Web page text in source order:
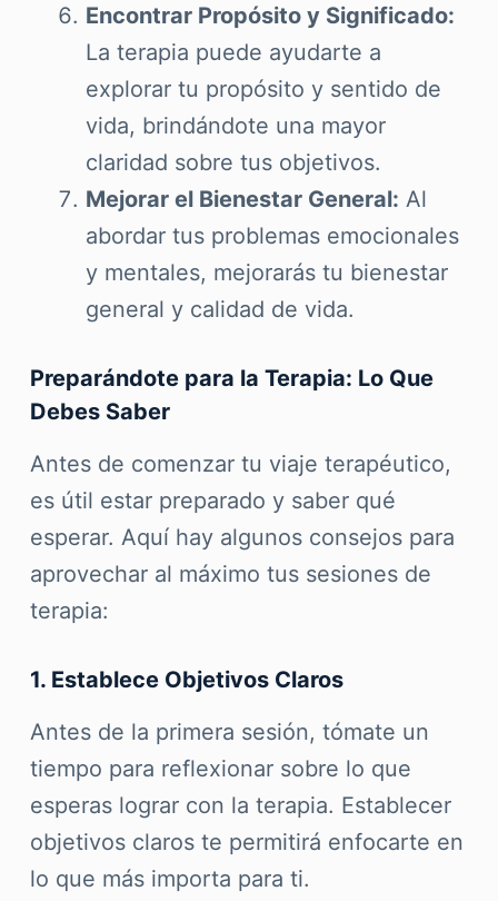
Encontrar Propósito y Significado:
La terapia puede ayudarte a
explorar tu propósito y sentido de
vida, brindándote una mayor
claridad sobre tus objetivos.
Mejorar el Bienestar General: Al
abordar tus problemas emocionales
y mentales, mejorarás tu bienestar
general y calidad de vida.
Preparándote para la Terapia: Lo Que
Debes Saber
Antes de comenzar tu viaje terapéutico,
es útil estar preparado y saber qué
esperar. Aquí hay algunos consejos para
aprovechar al máximo tus sesiones de
terapia:
1. Establece Objetivos Claros
Antes de la primera sesión, tómate un
tiempo para reflexionar sobre lo que
esperas lograr con la terapia. Establecer
objetivos claros te permitirá enfocarte en
lo que más importa para ti.